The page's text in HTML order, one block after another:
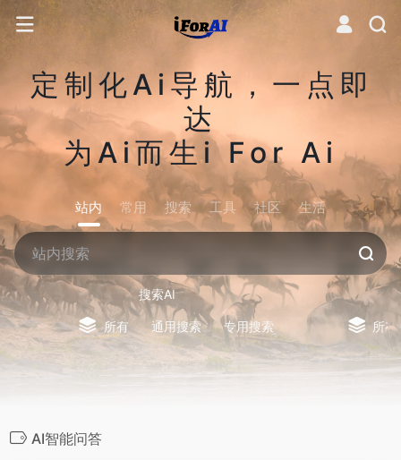
定制化Ai导航，一点即
达
为Ai而生i For Ai
站内 常用 搜索 工具 社区 生活
搜索AI
所有 通用搜索 专用搜索 所有
AI智能问答